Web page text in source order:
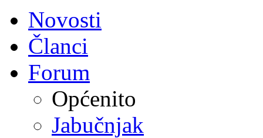
Novosti
Članci
Forum
Općenito
Jabučnjak